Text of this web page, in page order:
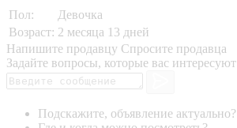
Пол:
Девочка
Возраст: 2 месяца 13 дней
Напишите продавцу Спросите продавца
Задайте вопросы, которые вас интересуют
Подскажите, объявление актуально?